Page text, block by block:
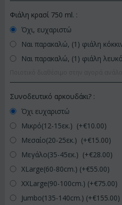
Φιάλη κρασί 750 ml. :
Όχι, ευχαριστώ
Ναι παρακαλώ, (1) φιάλη
Ναι παρακαλώ, (1) φιάλη
Συνοδευτικό αρκουδάκι? :
Όχι ευχαριστώ
Μικρό(12-15εκ.) (+€10.00)
Μεσαίο(20-25εκ.) (+€15.00)
Μεγάλο(35-45εκ.) (+€28.00)
XLarge(60-80cm.) (+€55.00)
XXLarge(90-100cm.) (+€75.00)
Jumbo(135-140cm.) (+€155.00)